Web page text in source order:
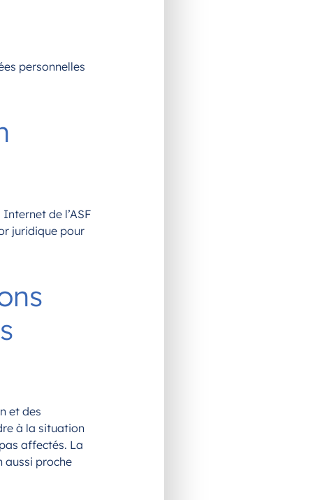
personnelles
de l’ASF
juridique pour
et des
à la situation
affectés. La
aussi proche